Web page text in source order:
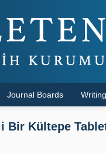
Journal Boards
Bir Kültepe